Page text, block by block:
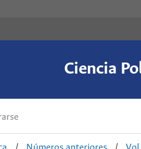
Ciencia